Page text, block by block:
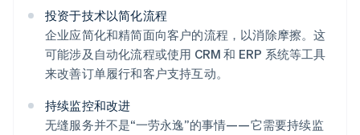
投资于技术以简化流程
企业应简化和精简面向客户的流程，以消除摩擦。这
可能涉及自动化流程或使用 CRM 和 ERP 系统等工具
来改善订单履行和客户支持互动。
持续监控和改进
无缝服务并不是“一劳永逸”的事情——它需要持续监